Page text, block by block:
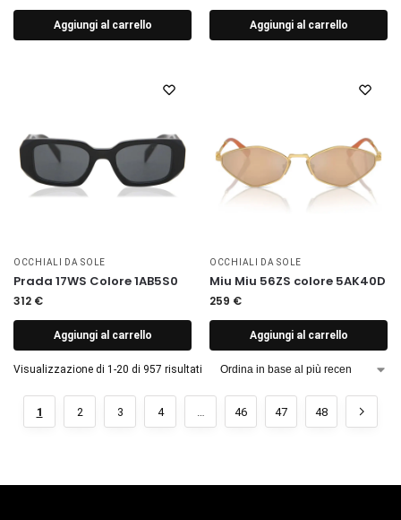
Aggiungi al carrello Aggiungi al carrello
OCCHIALI DA SOLE
Prada 17WS Colore 1AB5S0
312 €
Aggiungi al carrello
OCCHIALI DA SOLE
Miu Miu 56ZS colore 5AK40D
259 €
Aggiungi al carrello
Visualizzazione di 1-20 di 957 risultati
1 2 3 4 … 46 47 48